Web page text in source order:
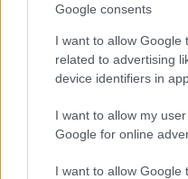
Google consents
I want to allow Google
related to advertising
device identifiers in
I want to allow my
Google for online
I want to allow Google
Palvelutarjonta
ALV-laskelmat,
tilinpäätökset
Henkilöstöhallinnon
Lakisääteinen
Maksatuspalvelut